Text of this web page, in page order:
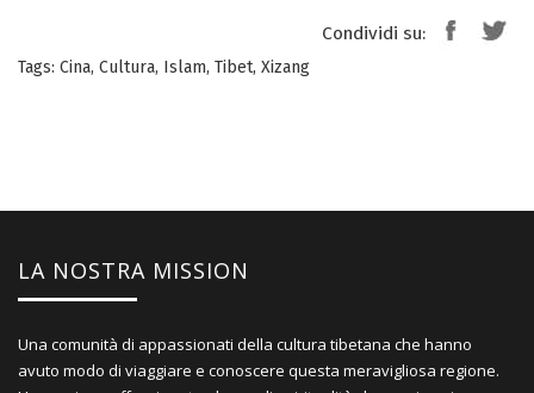
Condividi su:
Tags: Cina, Cultura, Islam, Tibet, Xizang
LA NOSTRA MISSION
Una comunità di appassionati della cultura tibetana che hanno
avuto modo di viaggiare e conoscere questa meravigliosa regione.